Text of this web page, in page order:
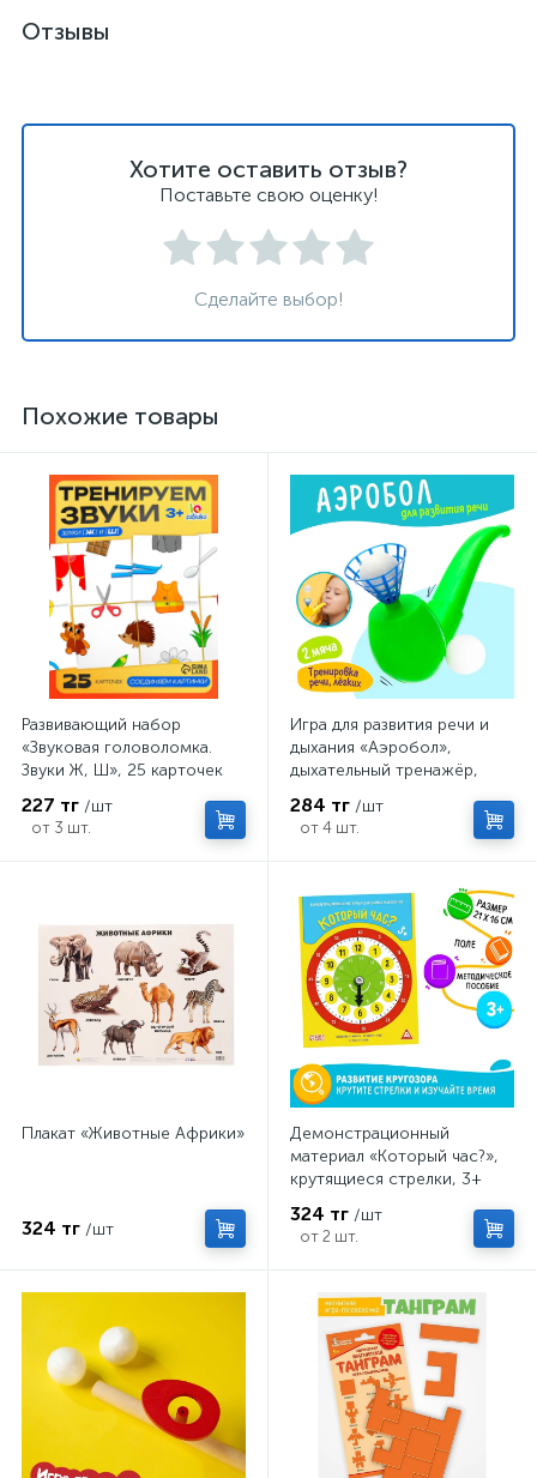
Отзывы
Хотите оставить отзыв?
Поставьте свою оценку!
Сделайте выбор!
Похожие товары
Развивающий набор
«Звуковая головоломка.
Звуки Ж, Ш», 25 карточек
227 тг /шт
от 3 шт.
Игра для развития речи и
дыхания «Аэробол»,
дыхательный тренажёр,
284 тг /шт
от 4 шт.
Плакат «Животные Африки»
324 тг /шт
Демонстрационный
материал «Который час?»,
крутящиеся стрелки, 3+
324 тг /шт
от 2 шт.